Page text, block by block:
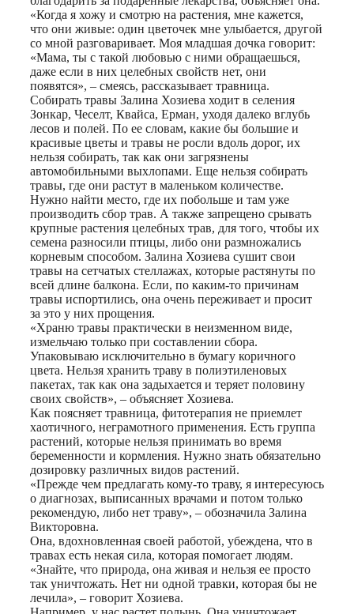
«Когда я хожу и смотрю на растения, мне кажется,
что они живые: один цветочек мне улыбается, другой
со мной разговаривает. Моя младшая дочка говорит:
«Мама, ты с такой любовью с ними обращаешься,
даже если в них целебных свойств нет, они
появятся», – смеясь, рассказывает травница.
Собирать травы Залина Хозиева ходит в селения
Зонкар, Чеселт, Квайса, Ерман, уходя далеко вглубь
лесов и полей. По ее словам, какие бы большие и
красивые цветы и травы не росли вдоль дорог, их
нельзя собирать, так как они загрязнены
автомобильными выхлопами. Еще нельзя собирать
травы, где они растут в маленьком количестве.
Нужно найти место, где их побольше и там уже
производить сбор трав. А также запрещено срывать
крупные растения целебных трав, для того, чтобы их
семена разносили птицы, либо они размножались
корневым способом. Залина Хозиева сушит свои
травы на сетчатых стеллажах, которые растянуты по
всей длине балкона. Если, по каким-то причинам
травы испортились, она очень переживает и просит
за это у них прощения.
«Храню травы практически в неизменном виде,
измельчаю только при составлении сбора.
Упаковываю исключительно в бумагу коричного
цвета. Нельзя хранить траву в полиэтиленовых
пакетах, так как она задыхается и теряет половину
своих свойств», – объясняет Хозиева.
Как поясняет травница, фитотерапия не приемлет
хаотичного, неграмотного применения. Есть группа
растений, которые нельзя принимать во время
беременности и кормления. Нужно знать обязательно
дозировку различных видов растений.
«Прежде чем предлагать кому-то траву, я интересуюсь
о диагнозах, выписанных врачами и потом только
рекомендую, либо нет траву», – обозначила Залина
Викторовна.
Она, вдохновленная своей работой, убеждена, что в
травах есть некая сила, которая помогает людям.
«Знайте, что природа, она живая и нельзя ее просто
так уничтожать. Нет ни одной травки, которая бы не
лечила», – говорит Хозиева.